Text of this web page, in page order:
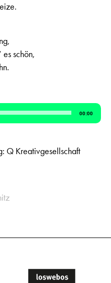
schön,
00:00
Q Kreativgesellschaft